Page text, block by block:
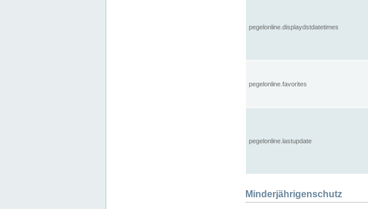
pegelonline.displaydstdatetimes
pegelonline.favorites
pegelonline.lastupdate
Minderjährigenschutz